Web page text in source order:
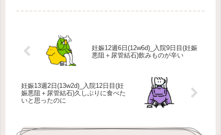
妊娠12週6日(12w6d)_入院9日目(妊娠
悪阻＋尿管結石)飲みものが辛い
妊娠13週2日(13w2d)_入院12日目(妊
娠悪阻＋尿管結石)久しぶりに食べた
いと思ったのに